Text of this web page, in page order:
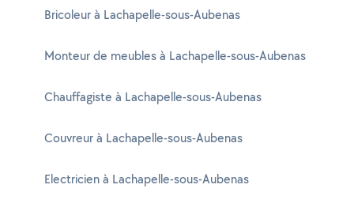
Bricoleur à Lachapelle-sous-Aubenas
Monteur de meubles à Lachapelle-sous-Aubenas
Chauffagiste à Lachapelle-sous-Aubenas
Couvreur à Lachapelle-sous-Aubenas
Electricien à Lachapelle-sous-Aubenas